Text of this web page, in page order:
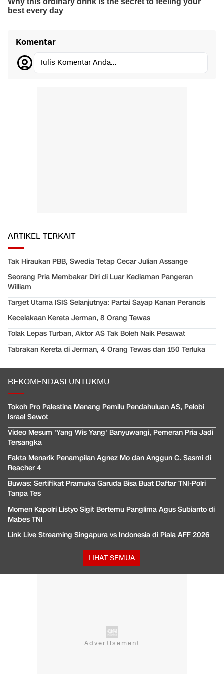
Komentar
Tulis Komentar Anda...
ARTIKEL TERKAIT
Tak Hiraukan PBB, Swedia Tetap Cecar Julian Assange
Seorang Pria Membakar Diri di Luar Kediaman Pangeran
William
Target Utama ISIS Selanjutnya: Partai Sayap Kanan Perancis
Kecelakaan Kereta Jerman, 8 Orang Tewas
Tolak Lepas Turban, Aktor AS Tak Boleh Naik Pesawat
Tabrakan Kereta di Jerman, 4 Orang Tewas dan 150 Terluka
REKOMENDASI UNTUKMU
Tokoh Pro Palestina Menang Pemilu Pendahuluan AS, Pelobi
Israel Sewot
Video Mesum 'Yang Wis Yang' Banyuwangi, Pemeran Pria Jadi
Tersangka
Fakta Menarik Penampilan Agnez Mo dan Anggun C. Sasmi di
Reacher 4
Buwas: Sertifikat Pramuka Garuda Bisa Buat Daftar TNI-Polri
Tanpa Tes
Momen Kapolri Listyo Sigit Bertemu Panglima Agus Subianto di
Mabes TNI
Link Live Streaming Singapura vs Indonesia di Piala AFF 2026
LIHAT SEMUA